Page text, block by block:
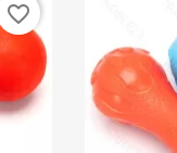
favorite_border